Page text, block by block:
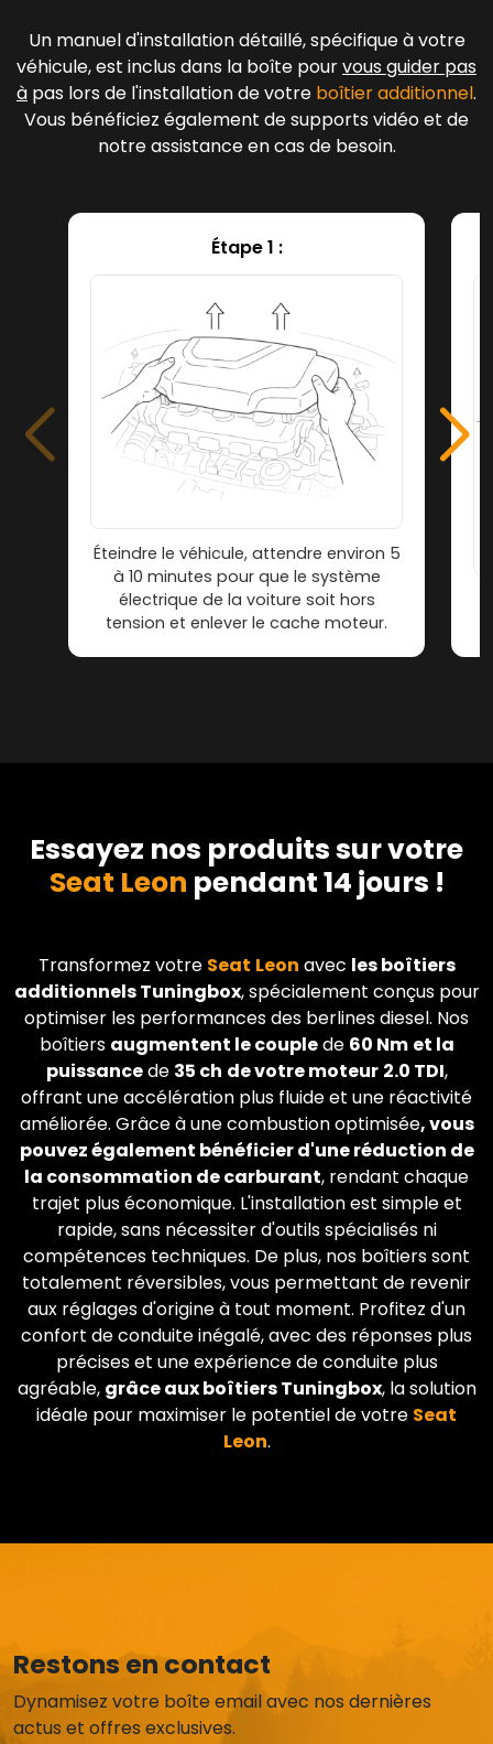
Un manuel d'installation détaillé, spécifique à votre
véhicule, est inclus dans la boîte pourvous guider pas
à pas lors de l'installation de votre boîtier additionnel.
Vous bénéficiez également de supports vidéo et de
notre assistance en cas de besoin.
Étape 1 :
Éteindre le véhicule, attendre environ 5
à 10 minutes pour que le système
électrique de la voiture soit hors
tension et enlever le cache moteur.
Essayez nos produits sur votre
Seat Leon pendant 14 jours !
Transformez votre Seat Leon avec les boîtiers
additionnels Tuningbox, spécialement conçus pour
optimiser les performances des berlines diesel. Nos
boîtiers augmentent le couplede 60 Nm et la
puissancede 35 ch de votre moteur 2.0 TDI,
offrant une accélération plus fluide et une réactivité
améliorée. Grâce à une combustion optimisée, vous
pouvez également bénéficier d'une réduction de
la consommation de carburant, rendant chaque
trajet plus économique. L'installation est simple et
rapide, sans nécessiter d'outils spécialisés ni
compétences techniques. De plus, nos boîtiers sont
totalement réversibles, vous permettant de revenir
aux réglages d'origine à tout moment. Profitez d'un
confort de conduite inégalé, avec des réponses plus
précises et une expérience de conduite plus
agréable, grâce aux boîtiers Tuningbox, la solution
idéale pour maximiser le potentiel de votre Seat
Leon.
Restons en contact
Dynamisez votre boîte email avec nos dernières
actus et offres exclusives.